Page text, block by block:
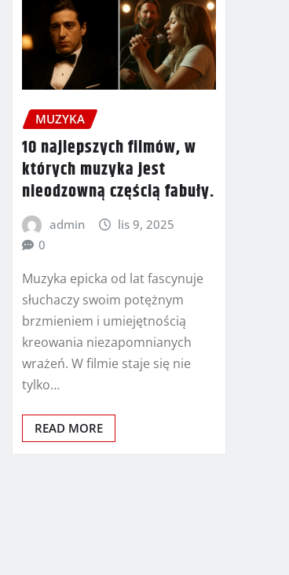
MUZYKA
10 najlepszych filmów, w
których muzyka jest
nieodzowną częścią fabuły.
admin
lis 9, 2025
0
Muzyka epicka od lat fascynuje
słuchaczy swoim potężnym
brzmieniem i umiejętnością
kreowania niezapomnianych
wrażeń. W filmie staje się nie
tylko…
READ MORE